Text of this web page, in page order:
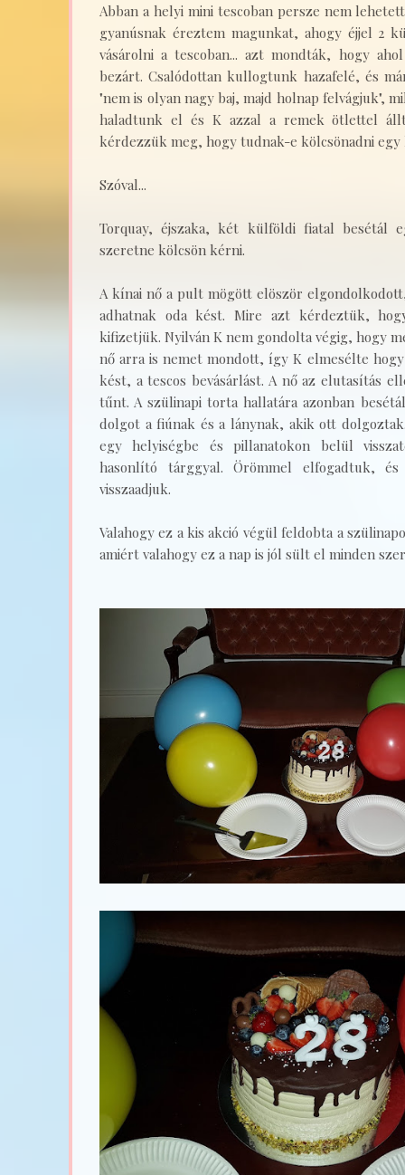
Abban a helyi mini tescoban persze nem
gyanúsnak éreztem magunkat, ahogy éjjel 2
vásárolni a tescoban... azt mondták, hogy
bezárt. Csalódottan kullogtunk hazafelé, és
"nem is olyan nagy baj, majd holnap felvágjuk",
haladtunk el és K azzal a remek ötlettel
kérdezzük meg, hogy tudnak-e kölcsönadni
Szóval...
Torquay, éjszaka, két külföldi fiatal besétál
szeretne kölcsön kérni.
A kínai nő a pult mögött elöször
adhatnak oda kést. Mire azt kérdeztük,
kifizetjük. Nyilván K nem gondolta végig, hogy
nő arra is nemet mondott, így K elmesélte
kést, a tescos bevásárlást. A nő az elutasítás
tűnt. A szülinapi torta hallatára azonban
dolgot a fiúnak és a lánynak, akik ott
egy helyiségbe és pillanatokon belül
hasonlító tárggyal. Örömmel elfogadtuk,
visszaadjuk.
Valahogy ez a kis akció végül feldobta a
amiért valahogy ez a nap is jól sült el minden